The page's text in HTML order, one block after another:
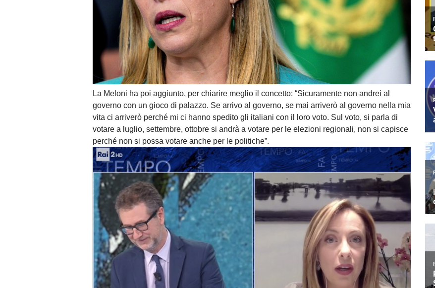
La Meloni ha poi aggiunto, per chiarire meglio il concetto: “Sicuramente non andrei al
governo con un gioco di palazzo. Se arrivo al governo, se mai arriverò al governo nella mia
vita ci arriverò perché mi ci hanno spedito gli italiani con il loro voto. Sul voto, si parla di
votare a luglio, settembre, ottobre si andrà a votare per le elezioni regionali, non si capisce
perché non si possa votare anche per le politiche”.